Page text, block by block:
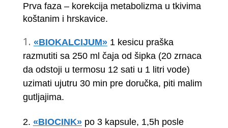
Prva faza – korekcija metabolizma u tkivima
koštanim i hrskavice.
«BIOKALCIJUM»1 kesicu praška
razmutiti sa 250 ml čaja od šipka (20 zrnaca
da odstoji u termosu 12 sati u 1 litri vode)
uzimati ujutru 30 min pre doručka, piti malim
gutljajima.
2. «BIOCINK»po 3 kapsule, 1,5h posle